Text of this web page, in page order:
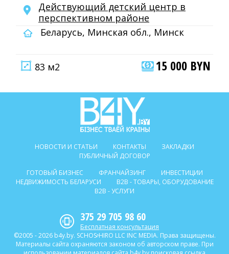
Действующий детский центр в
перспективном районе
Беларусь, Минская обл., Минск
83 м2 15 000 BYN
НОВОСТИ И СТАТЬИ КОНТАКТЫ
ЗАКЛАДКИ
ПУБЛИЧНЫЙ ДОГОВОР
ГОТОВЫЙ БИЗНЕС
ФРАНЧАЙЗИНГ
ИНВЕСТИЦИИ
НЕДВИЖИМОСТЬ БЕЛАРУСИ
B2B - ТОВАРЫ, ОБОРУДОВАНИЕ
B2B - УСЛУГИ
375 29 705 98 60
Бесплатная консультация
©2005 - 2026 b4y.by. SCHOSᶳHIRO LLC INC MEDIA. Права защищены.
Материалы сайта охраняются законом об авторском праве. При